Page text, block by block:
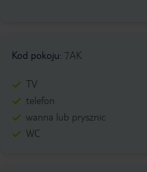
Kod pokoju: 7AK
TV
telefon
wanna lub prysznic
WC